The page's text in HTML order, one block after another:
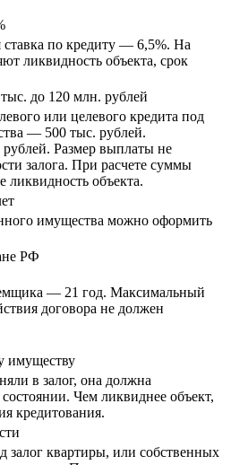
по кредиту — 6,5%. На
ликвидность объекта, срок
до 120 млн. рублей
или целевого кредита под
— 500 тыс. рублей.
Размер выплаты не
залога. При расчете суммы
ликвидность объекта.
имущества можно оформить
РФ
— 21 год. Максимальный
договора не должен
имуществу
в залог, она должна
Чем ликвиднее объект,
кредитования.
залог квартиры, или собственных